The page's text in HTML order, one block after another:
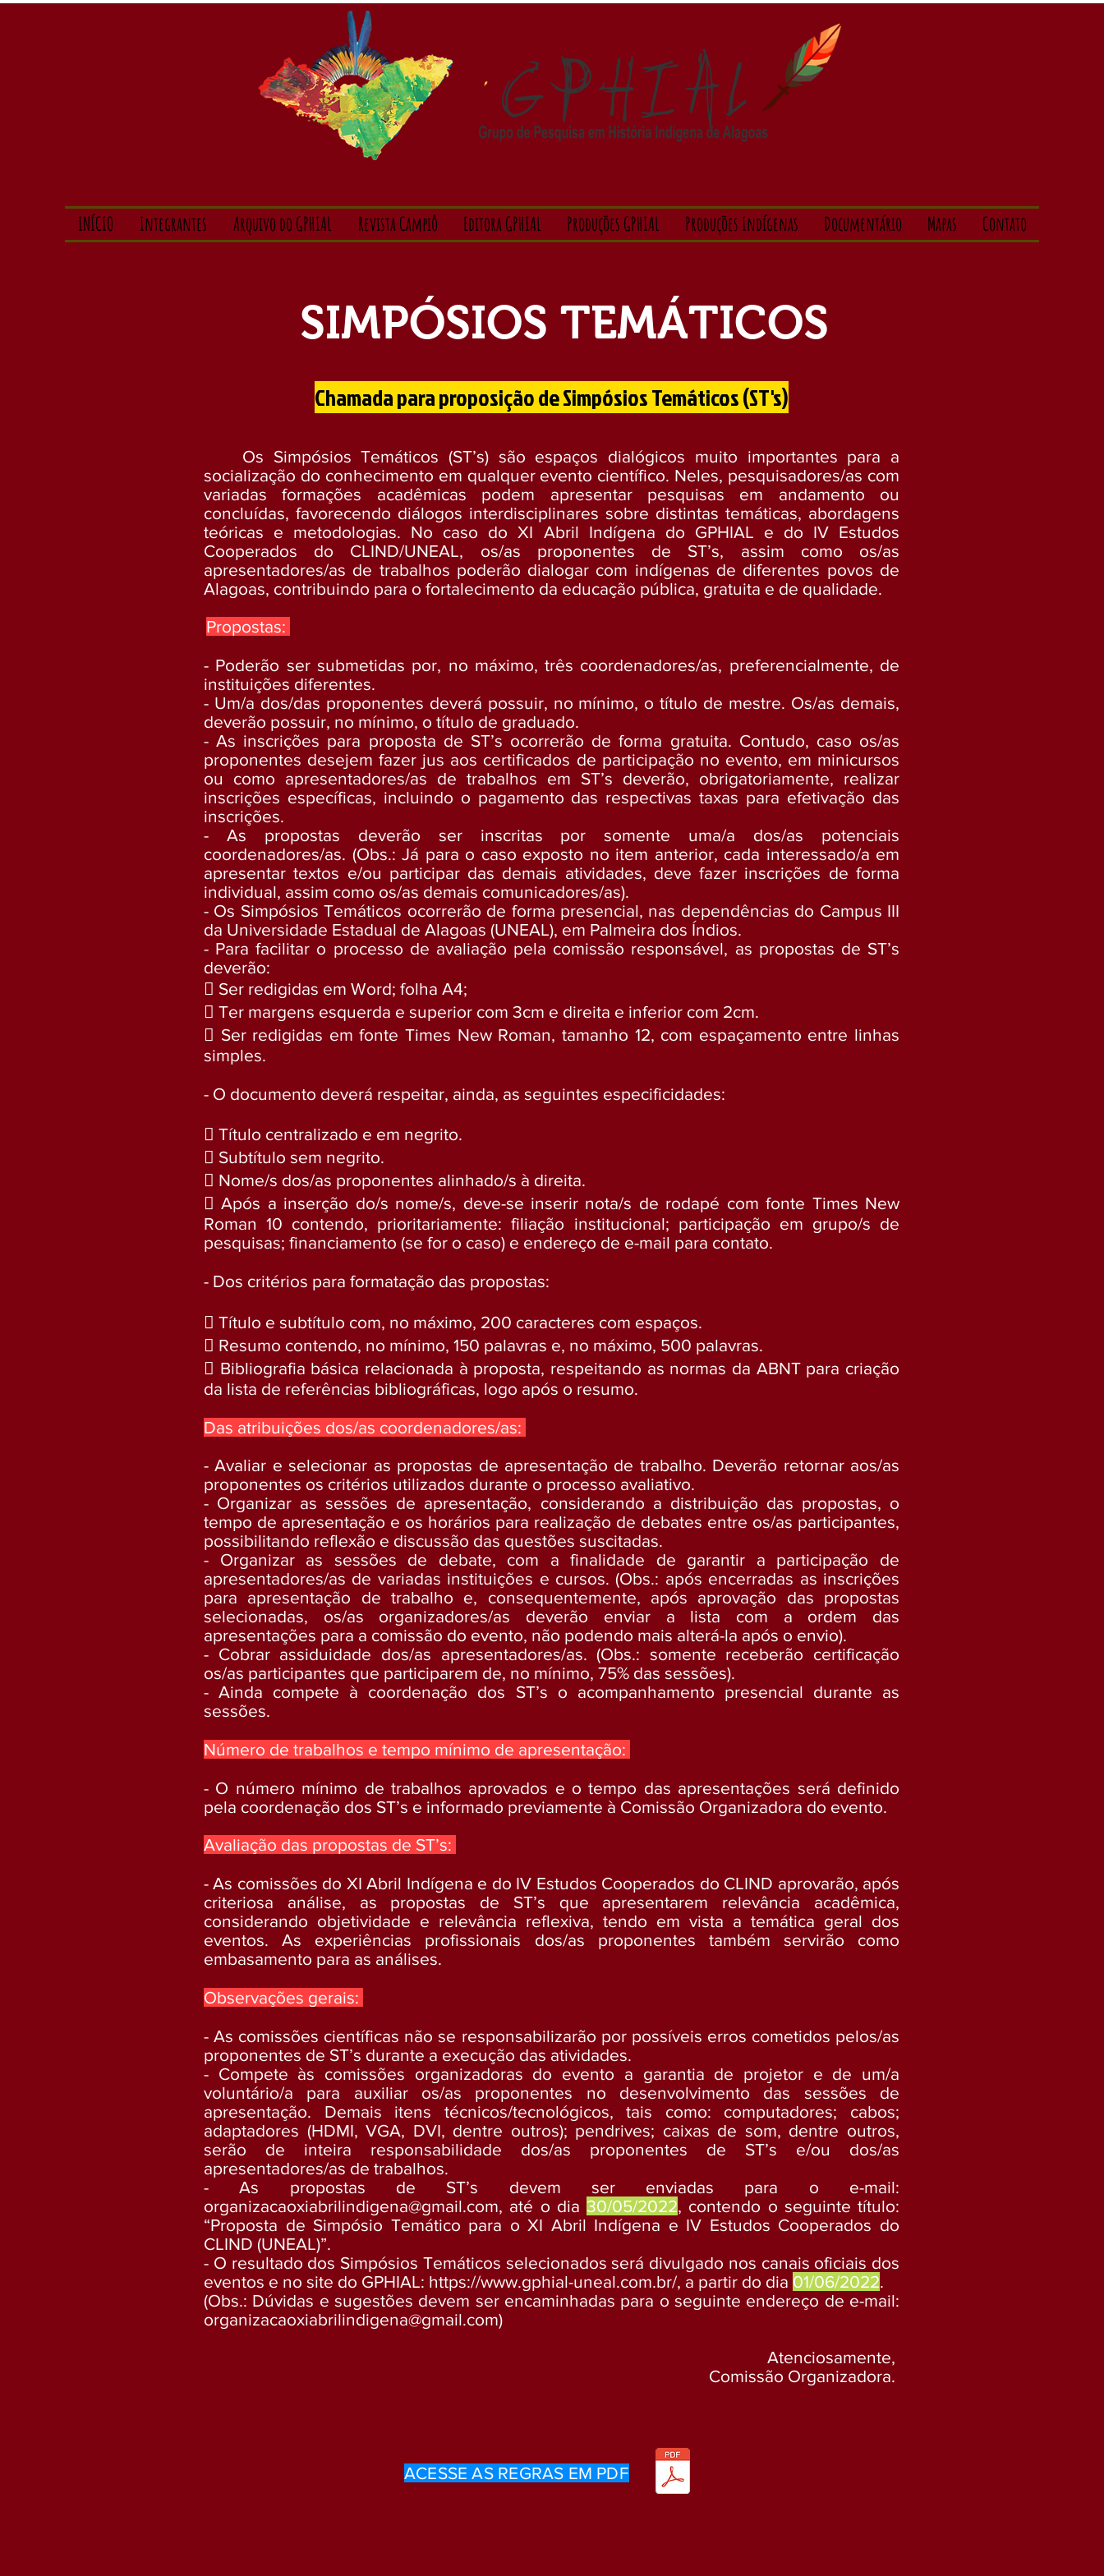
INÍCIO Integrantes Arquivo do GPHIAL Revista Campiô Editora GPHIAL Produções GPHIAL Produções Indígenas Documentário Mapas Contato
SIMPÓSIOS TEMÁTICOS
Chamada paraproposição de Simpósios Temáticos (ST's)
Os Simpósios Temáticos (ST’s) são espaços dialógicos muito importantes para a
socialização do conhecimento em qualquer evento científico. Neles, pesquisadores/as com
variadas formações acadêmicas podem apresentar pesquisas em andamento ou
concluídas, favorecendo diálogos interdisciplinares sobre distintas temáticas, abordagens
teóricas e metodologias. No caso do XI Abril Indígena do GPHIAL e do IV Estudos
Cooperados do CLIND/UNEAL, os/as proponentes de ST’s, assim como os/as
apresentadores/as de trabalhos poderão dialogar com indígenas de diferentes povos de
Alagoas, contribuindo para o fortalecimento da educação pública, gratuita e de qualidade.
Propostas:
- Poderão ser submetidas por, no máximo, três coordenadores/as, preferencialmente, de
instituições diferentes.
- Um/a dos/das proponentes deverá possuir, no mínimo, o título de mestre. Os/as demais,
deverão possuir, no mínimo, o título de graduado.
- As inscrições para proposta de ST’s ocorrerão de forma gratuita. Contudo, caso os/as
proponentes desejem fazer jus aos certificados de participação no evento, em minicursos
ou como apresentadores/as de trabalhos em ST’s deverão, obrigatoriamente, realizar
inscrições específicas, incluindo o pagamento das respectivas taxas para efetivação das
inscrições.
- As propostas deverão ser inscritas por somente uma/a dos/as potenciais
coordenadores/as. (Obs.: Já para o caso exposto no item anterior, cada interessado/a em
apresentar textos e/ou participar das demais atividades, deve fazer inscrições de forma
individual, assim como os/as demais comunicadores/as).
- Os Simpósios Temáticos ocorrerão de forma presencial, nas dependências do Campus III
da Universidade Estadual de Alagoas (UNEAL), em Palmeira dos Índios.
- Para facilitar o processo de avaliação pela comissão responsável, as propostas de ST’s
deverão:
 Ser redigidas em Word; folha A4;
 Ter margens esquerda e superior com 3cm e direita e inferior com 2cm.
 Ser redigidas em fonte Times New Roman, tamanho 12, com espaçamento entre linhas
simples.
- O documento deverá respeitar, ainda, as seguintes especificidades:
 Título centralizado e em negrito.
 Subtítulo sem negrito.
 Nome/s dos/as proponentes alinhado/s à direita.
 Após a inserção do/s nome/s, deve-se inserir nota/s de rodapé com fonte Times New
Roman 10 contendo, prioritariamente: filiação institucional; participação em grupo/s de
pesquisas; financiamento (se for o caso) e endereço de e-mail para contato.
- Dos critérios para formatação das propostas:
 Título e subtítulo com, no máximo, 200 caracteres com espaços.
 Resumo contendo, no mínimo, 150 palavras e, no máximo, 500 palavras.
 Bibliografia básica relacionada à proposta, respeitando as normas da ABNT para criação
da lista de referências bibliográficas, logo após o resumo.
Das atribuições dos/as coordenadores/as:
- Avaliar e selecionar as propostas de apresentação de trabalho. Deverão retornar aos/as
proponentes os critérios utilizados durante o processo avaliativo.
- Organizar as sessões de apresentação, considerando a distribuição das propostas, o
tempo de apresentação e os horários para realização de debates entre os/as participantes,
possibilitando reflexão e discussão das questões suscitadas.
- Organizar as sessões de debate, com a finalidade de garantir a participação de
apresentadores/as de variadas instituições e cursos. (Obs.: após encerradas as inscrições
para apresentação de trabalho e, consequentemente, após aprovação das propostas
selecionadas, os/as organizadores/as deverão enviar a lista com a ordem das
apresentações para a comissão do evento, não podendo mais alterá-la após o envio).
- Cobrar assiduidade dos/as apresentadores/as. (Obs.: somente receberão certificação
os/as participantes que participarem de, no mínimo, 75% das sessões).
- Ainda compete à coordenação dos ST’s o acompanhamento presencial durante as
sessões.
Número de trabalhos e tempo mínimo de apresentação:
- O número mínimo de trabalhos aprovados e o tempo das apresentações será definido
pela coordenação dos ST’s e informado previamente à Comissão Organizadora do evento.
Avaliação das propostas de ST’s:
- As comissões do XI Abril Indígena e do IV Estudos Cooperados do CLIND aprovarão, após
criteriosa análise, as propostas de ST’s que apresentarem relevância acadêmica,
considerando objetividade e relevância reflexiva, tendo em vista a temática geral dos
eventos. As experiências profissionais dos/as proponentes também servirão como
embasamento para as análises.
Observações gerais:
- As comissões científicas não se responsabilizarão por possíveis erros cometidos pelos/as
proponentes de ST’s durante a execução das atividades.
- Compete às comissões organizadoras do evento a garantia de projetor e de um/a
voluntário/a para auxiliar os/as proponentes no desenvolvimento das sessões de
apresentação. Demais itens técnicos/tecnológicos, tais como: computadores; cabos;
adaptadores (HDMI, VGA, DVI, dentre outros); pendrives; caixas de som, dentre outros,
serão de inteira responsabilidade dos/as proponentes de ST’s e/ou dos/as
apresentadores/as de trabalhos.
- As propostas de ST’s devem ser enviadas para o e-mail:
organizacaoxiabrilindigena@gmail.com, até o dia 30/05/2022, contendo o seguinte título:
“Proposta de Simpósio Temático para o XI Abril Indígena e IV Estudos Cooperados do
CLIND (UNEAL)”.
- O resultado dos Simpósios Temáticos selecionados será divulgado nos canais oficiais dos
eventos e no site do GPHIAL: https://www.gphial-uneal.com.br/, a partir do dia 01/06/2022.
(Obs.: Dúvidas e sugestões devem ser encaminhadas para o seguinte endereço de e-mail:
organizacaoxiabrilindigena@gmail.com)
Atenciosamente,
Comissão Organizadora.
ACESSE AS REGRAS EM PDF